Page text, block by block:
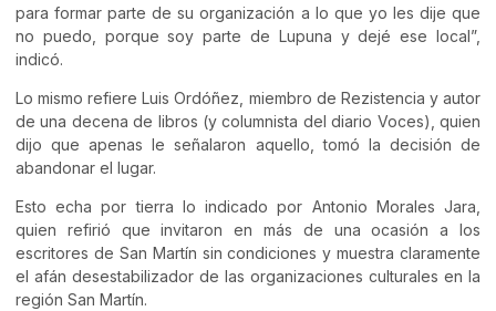
para formar parte de su organización a lo que yo les dije que
no puedo, porque soy parte de Lupuna y dejé ese local”,
indicó.
Lo mismo refiere Luis Ordóñez, miembro de Rezistencia y autor
de una decena de libros (y columnista del diario Voces), quien
dijo que apenas le señalaron aquello, tomó la decisión de
abandonar el lugar.
Esto echa por tierra lo indicado por Antonio Morales Jara,
quien refirió que invitaron en más de una ocasión a los
escritores de San Martín sin condiciones y muestra claramente
el afán desestabilizador de las organizaciones culturales en la
región San Martín.